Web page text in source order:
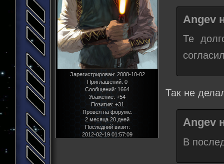
Зарегистрирован: 2008-10-02
Приглашений: 0
Сообщений: 1664
Уважение: +54
Позитив: +31
Провел на форуме:
2 месяца 20 дней
Последний визит:
2012-02-19 01:57:09
Angev
Те
Так не
Angev
В